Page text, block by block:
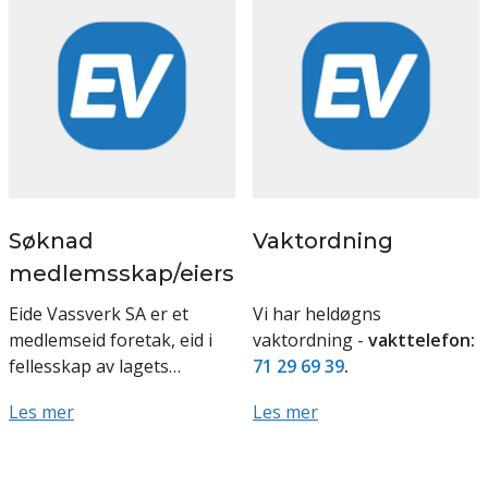
Søknad
medlemsskap/eierskifte
Eide Vassverk SA er et
medlemseid foretak, eid i
fellesskap av lagets
grunneiere i vassverkts
Les mer
Vaktordning
Vi har heldøgns
vaktordning - vakttelefon:
71 29 69 39.
Les mer